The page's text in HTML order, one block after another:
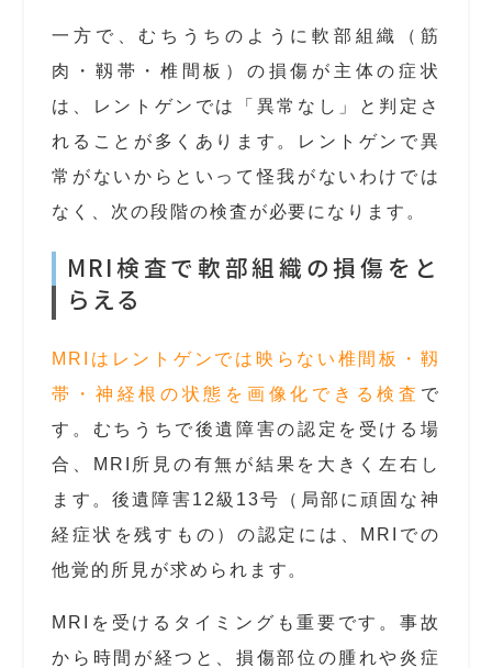
一方で、むちうちのように軟部組織（筋
肉・靱帯・椎間板）の損傷が主体の症状
は、レントゲンでは「異常なし」と判定さ
れることが多くあります。レントゲンで異
常がないからといって怪我がないわけでは
なく、次の段階の検査が必要になります。
MRI検査で軟部組織の損傷をと
らえる
MRIはレントゲンでは映らない椎間板・靱
帯・神経根の状態を画像化できる検査 で
す。むちうちで後遺障害の認定を受ける場
合、MRI所見の有無が結果を大きく左右し
ます。後遺障害12級13号（局部に頑固な神
経症状を残すもの）の認定には、MRIでの
他覚的所見が求められます。
MRIを受けるタイミングも重要です。事故
から時間が経つと、損傷部位の腫れや炎症